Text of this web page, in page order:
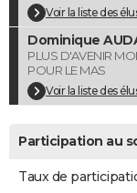
FORUM
Bricolage
Lifestyle
Culture
Sport
Auto
Television
Voyage
Cinema
Voir la liste des
Dominique
PLUS D'AVENIR
POUR LE MAS
Voir la liste des
Participation au
Taux de